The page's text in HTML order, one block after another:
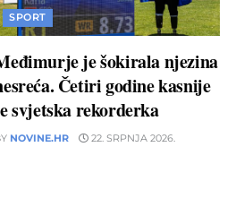
SPORT
je šokirala njezina
Četiri godine kasnije
svjetska rekorderka
NOVINE.HR 22. SRPNJA 2026.